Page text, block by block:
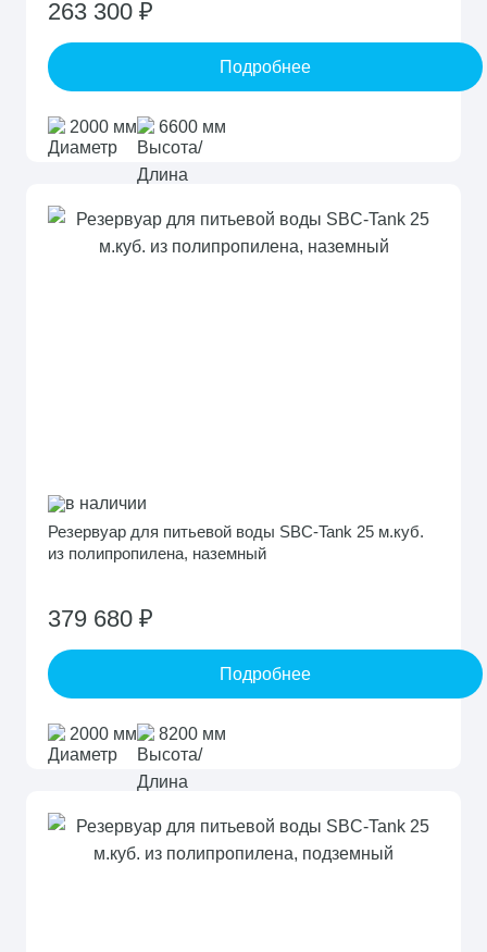
263 300 ₽
Подробнее
2000 мм 6600 мм
в наличии
Резервуар для питьевой воды SBC-Tank 25 м.куб.
из полипропилена, наземный
379 680 ₽
Подробнее
2000 мм 8200 мм